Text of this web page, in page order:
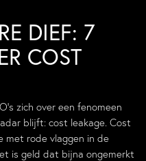
DIEF: 7
COST
zich over een fenomeen
blijft: cost leakage. Cost
met rode vlaggen in de
is geld dat bijna ongemerkt